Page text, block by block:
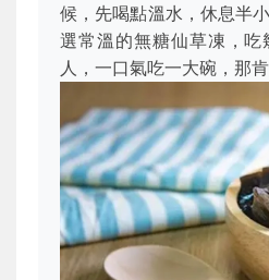
候，先喝點溫水，休息半
選常溫的無糖仙草凍，
人，一口氣吃一大碗，那肯